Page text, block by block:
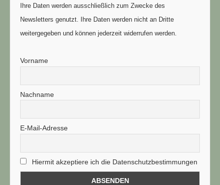
Ihre Daten werden ausschließlich zum Zwecke des
Newsletters genutzt. Ihre Daten werden nicht an Dritte
weitergegeben und können jederzeit widerrufen werden.
Vorname
Nachname
E-Mail-Adresse
Hiermit akzeptiere ich die Datenschutzbestimmungen